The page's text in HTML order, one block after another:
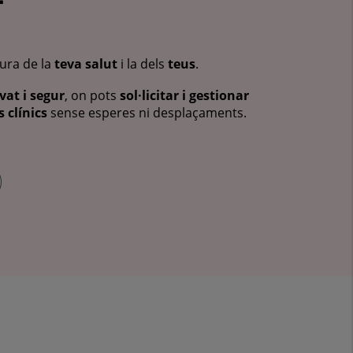
de la teva salut i la dels teus.
i segur, on pots sol·licitar i gestionar
clínics sense esperes ni desplaçaments.